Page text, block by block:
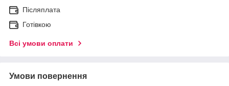
Післяплата
Готівкою
Всі умови оплати
Умови повернення